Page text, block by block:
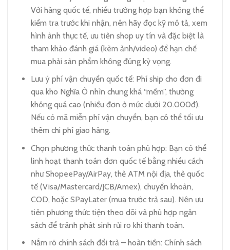
Với hàng quốc tế, nhiều trường hợp bạn không thể
kiểm tra trước khi nhận, nên hãy đọc kỹ mô tả, xem
hình ảnh thực tế, ưu tiên shop uy tín và đặc biệt là
tham khảo đánh giá (kèm ảnh/video) để hạn chế
mua phải sản phẩm không đúng kỳ vọng.
Lưu ý phí vận chuyển quốc tế: Phí ship cho đơn đi
qua kho Nghĩa Ô nhìn chung khá “mềm”, thường
không quá cao (nhiều đơn ở mức dưới 20.000đ).
Nếu có mã miễn phí vận chuyển, bạn có thể tối ưu
thêm chi phí giao hàng.
Chọn phương thức thanh toán phù hợp: Bạn có thể
linh hoạt thanh toán đơn quốc tế bằng nhiều cách
như ShopeePay/AirPay, thẻ ATM nội địa, thẻ quốc
tế (Visa/Mastercard/JCB/Amex), chuyển khoản,
COD, hoặc SPayLater (mua trước trả sau). Nên ưu
tiên phương thức tiện theo dõi và phù hợp ngân
sách để tránh phát sinh rủi ro khi thanh toán.
Nắm rõ chính sách đổi trả – hoàn tiền: Chính sách